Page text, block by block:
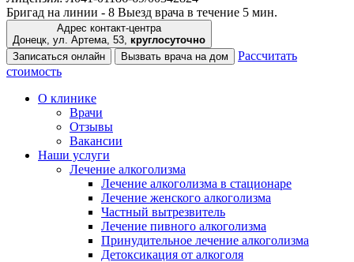
Бригад на линии - 8 Выезд врача в течение 5 мин.
Адрес контакт-центра
Донецк, ул. Артема, 53, круглосуточно
Записаться онлайн
Вызвать врача на дом
Рассчитать
стоимость
О клинике
Врачи
Отзывы
Вакансии
Наши услуги
Лечение алкоголизма
Лечение алкоголизма в стационаре
Лечение женского алкоголизма
Частный вытрезвитель
Лечение пивного алкоголизма
Принудительное лечение алкоголизма
Детоксикация от алкоголя